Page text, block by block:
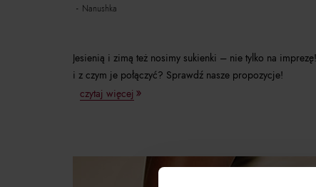
nanushka
Jesienią i zimą też nosimy sukienki – nie tylko na
i z czym je połączyć? Sprawdź nasze propozycje!
czytaj więcej